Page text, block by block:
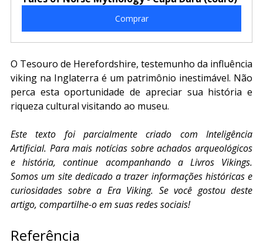
Comprar
O Tesouro de Herefordshire, testemunho da influência
viking na Inglaterra é um patrimônio inestimável. Não
perca esta oportunidade de apreciar sua história e
riqueza cultural visitando ao museu.
Este texto foi parcialmente criado com Inteligência
Artificial. Para mais notícias sobre achados arqueológicos
e história, continue acompanhando a Livros Vikings.
Somos um site dedicado a trazer informações históricas e
curiosidades sobre a Era Viking. Se você gostou deste
artigo, compartilhe-o em suas redes sociais!
Referência